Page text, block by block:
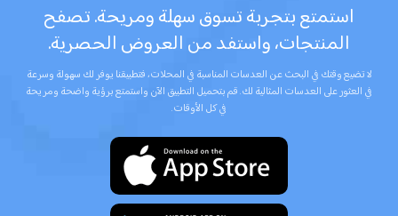
استمتع بتجربة تسوق سهلة ومريحة. تصفح
المنتجات، واستفد من العروض الحصرية.
لا تضيع وقتك في البحث عن العدسات المناسبة في المحلات، فتطبيقنا يوفر لك سهولة وسرعة
في العثور على العدسات المثالية لك. قم بتحميل التطبيق الآن واستمتع برؤية واضحة ومريحة
في كل الأوقات.